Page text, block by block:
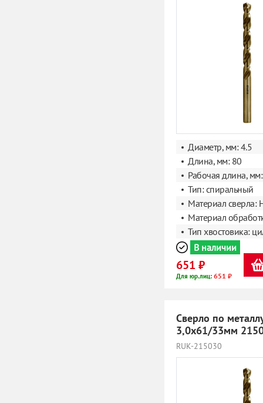
Диаметр, мм: 4.5
Длина, мм: 80
Рабочая длина,
Тип: спиральный
Материал сверла:
Материал
Тип хвостовика:
В наличии
651 ₽
Для юр.лиц: 651 ₽
Сверло по
3,0х61/33мм
RUK-215030